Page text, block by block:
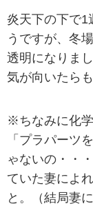
炎天下の下で1
うですが、冬
透明になりまし
気が向いたら
※ちなみに化
「プラパーツ
ゃないの・・
ていた妻によ
と。（結局妻